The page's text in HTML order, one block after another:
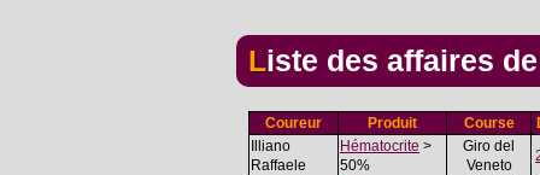
Liste des affaires
Coureur Produit Course
Illiano
Raffaele
Hématocrite >
50%
Giro del
Veneto